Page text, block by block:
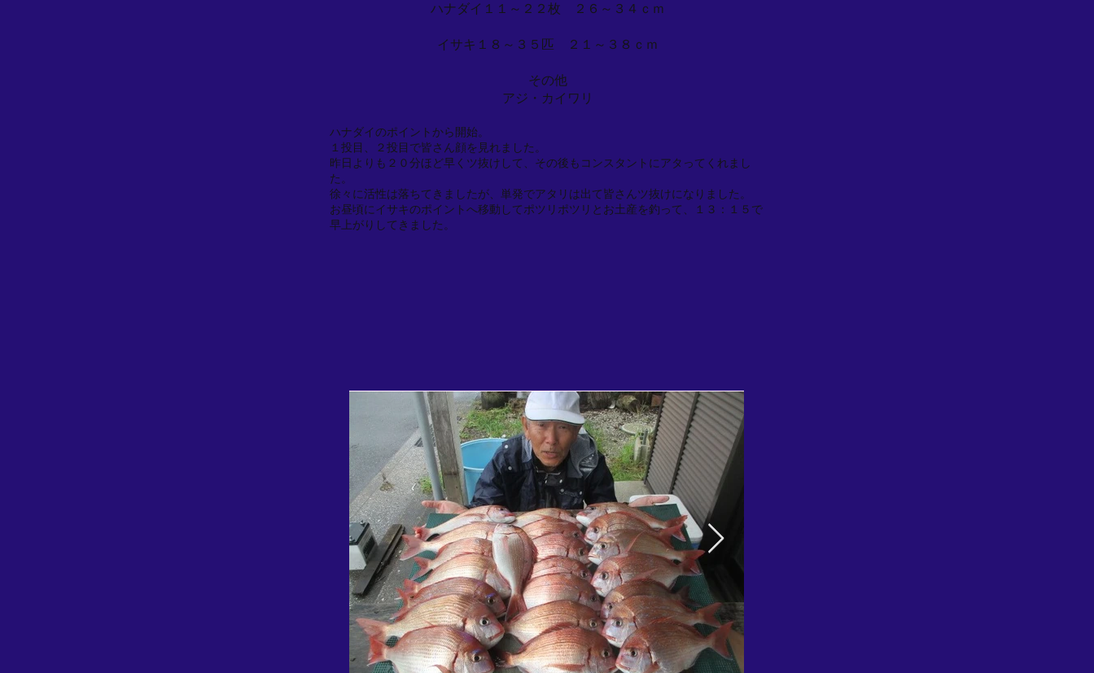
ハナダイ１１～２２枚 ２６～３４ｃｍ
イサキ１８～３５匹 ２１～３８ｃｍ
その他
アジ・カイワリ
ハナダイのポイントから開始。
１投目、２投目で皆さん顔を見れました。
昨日よりも２０分ほど早くツ抜けして、その後もコンスタントにアタってくれまし
た。
徐々に活性は落ちてきましたが、単発でアタリは出て皆さんツ抜けになりました。
お昼頃にイサキのポイントへ移動してポツリポツリとお土産を釣って、１３：１５で
早上がりしてきました。